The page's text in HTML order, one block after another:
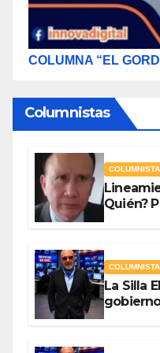
COLUMNA “EL
Columnistas
Quién?
La Silla